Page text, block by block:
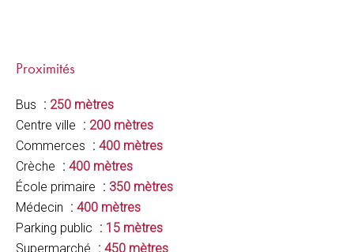
Proximités
Bus
250 mètres
Centre ville
200 mètres
Commerces
400 mètres
Crèche
400 mètres
École primaire
350 mètres
Médecin
400 mètres
Parking public
15 mètres
Supermarché
450 mètres